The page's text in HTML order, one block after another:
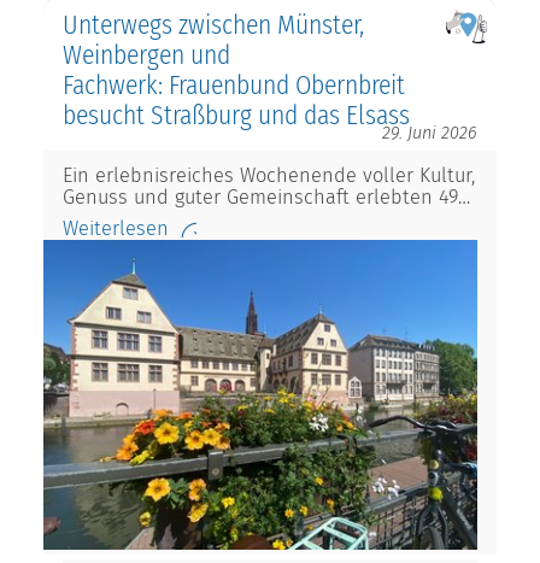
Unterwegs zwischen Münster,
Weinbergen und
Fachwerk: Frauenbund Obernbreit
besucht Straßburg und das Elsass
29. Juni 2026
Ein erlebnisreiches Wochenende voller Kultur,
Genuss und guter Gemeinschaft erlebten 49…
Weiterlesen